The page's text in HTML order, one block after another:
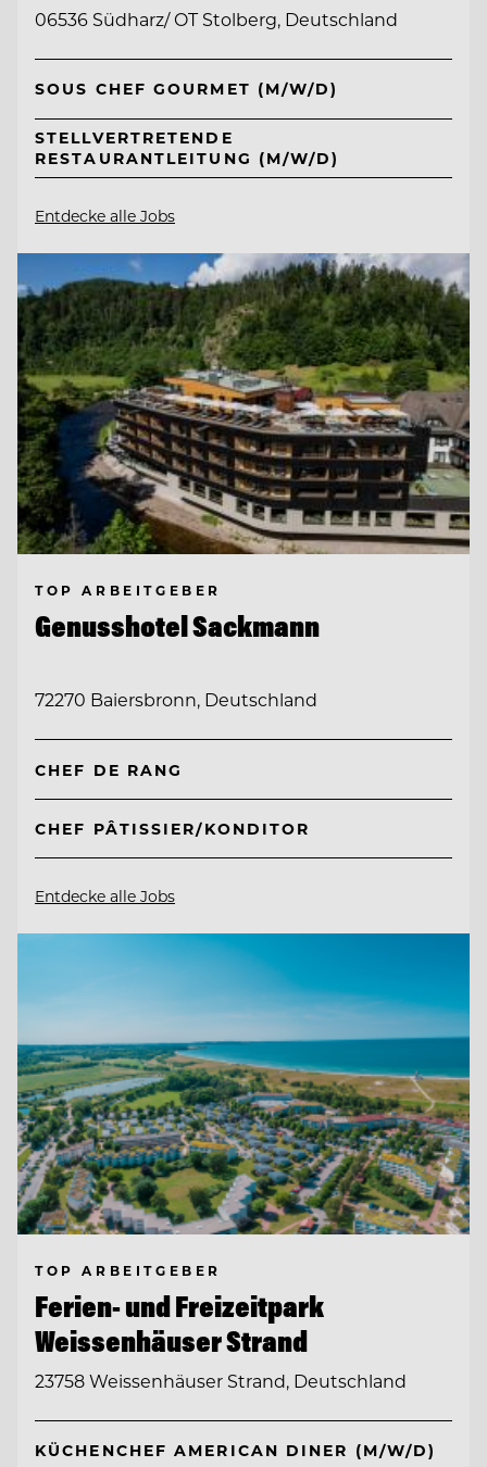
06536 Südharz/ OT Stolberg, Deutschland
SOUS CHEF GOURMET (M/W/D)
STELLVERTRETENDE
RESTAURANTLEITUNG (M/W/D)
Entdecke alle Jobs
TOP ARBEITGEBER
Genusshotel Sackmann
72270 Baiersbronn, Deutschland
CHEF DE RANG
CHEF PÂTISSIER/KONDITOR
Entdecke alle Jobs
TOP ARBEITGEBER
Ferien- und Freizeitpark
Weissenhäuser Strand
23758 Weissenhäuser Strand, Deutschland
KÜCHENCHEF AMERICAN DINER (M/W/D)